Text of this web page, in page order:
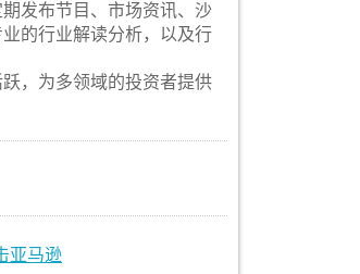
发布节目、市场资讯、沙
的行业解读分析，以及行
，为多领域的投资者提供
亚马逊